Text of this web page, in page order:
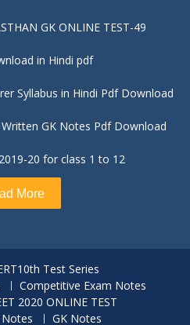
GK ONLINE TEST-49
Grade Syllabus Download in Hindi pdf
Syllabus in Hindi Pdf Download
GK Notes Pdf Download
20 for class 1 to 12
More
Test Series
Competitive Exam Notes
2020 ONLINE TEST
Notes
GK Notes